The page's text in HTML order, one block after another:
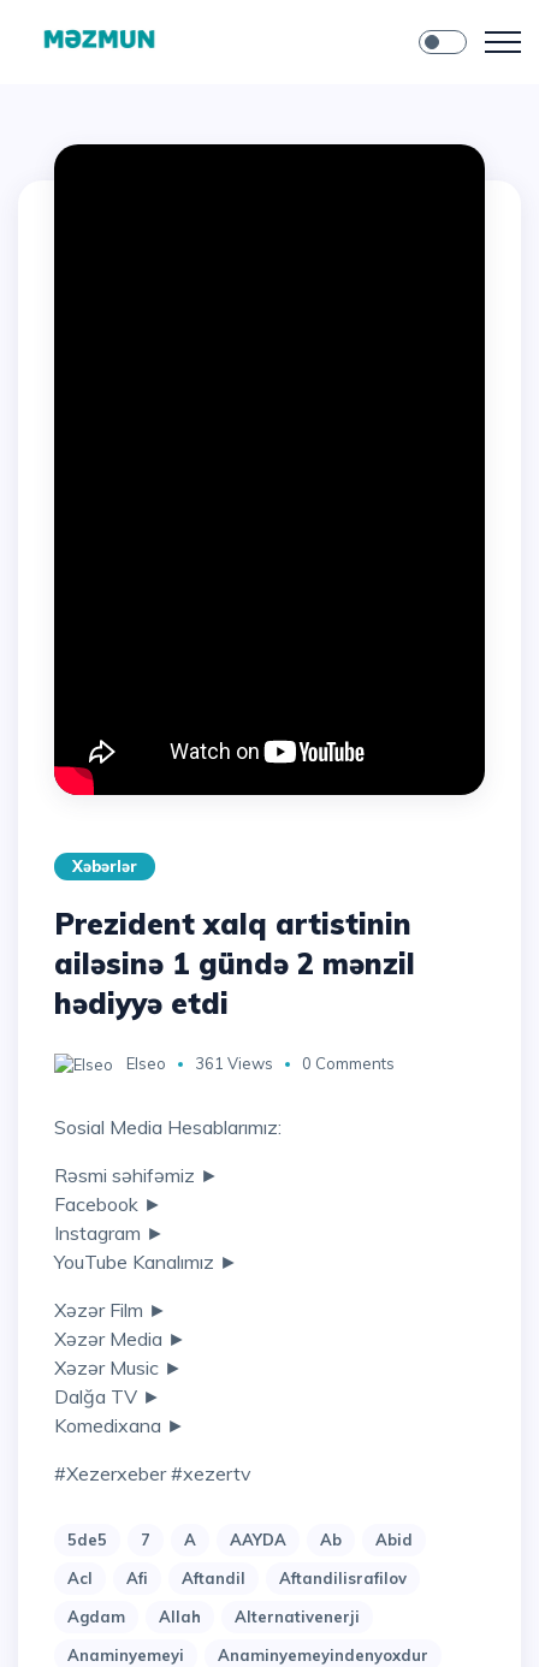
Xəbərlər
Prezident xalq artistinin
ailəsinə 1 gündə 2 mənzil
hədiyyə etdi
Elseo 361 Views 0 Comments
Sosial Media Hesablarımız:
Rəsmi səhifəmiz ►
Facebook ►
Instagram ►
YouTube Kanalımız ►
Xəzər Film ►
Xəzər Media ►
Xəzər Music ►
Dalğa TV ►
Komedixana ►
#xezerxeber #xezertv
5de5 7 A AAYDA Ab
Abid
Acl
Afi Aftandil
Aftandilisrafilov
Agdam
Allah
Alternativenerji
Anaminyemeyi
Anaminyemeyindenyoxdur